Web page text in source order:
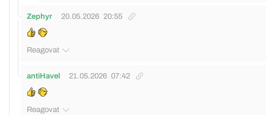
Zephyr 20.05.2026 20:55
Reagovat
antiHavel 21.05.2026 07:42
Reagovat